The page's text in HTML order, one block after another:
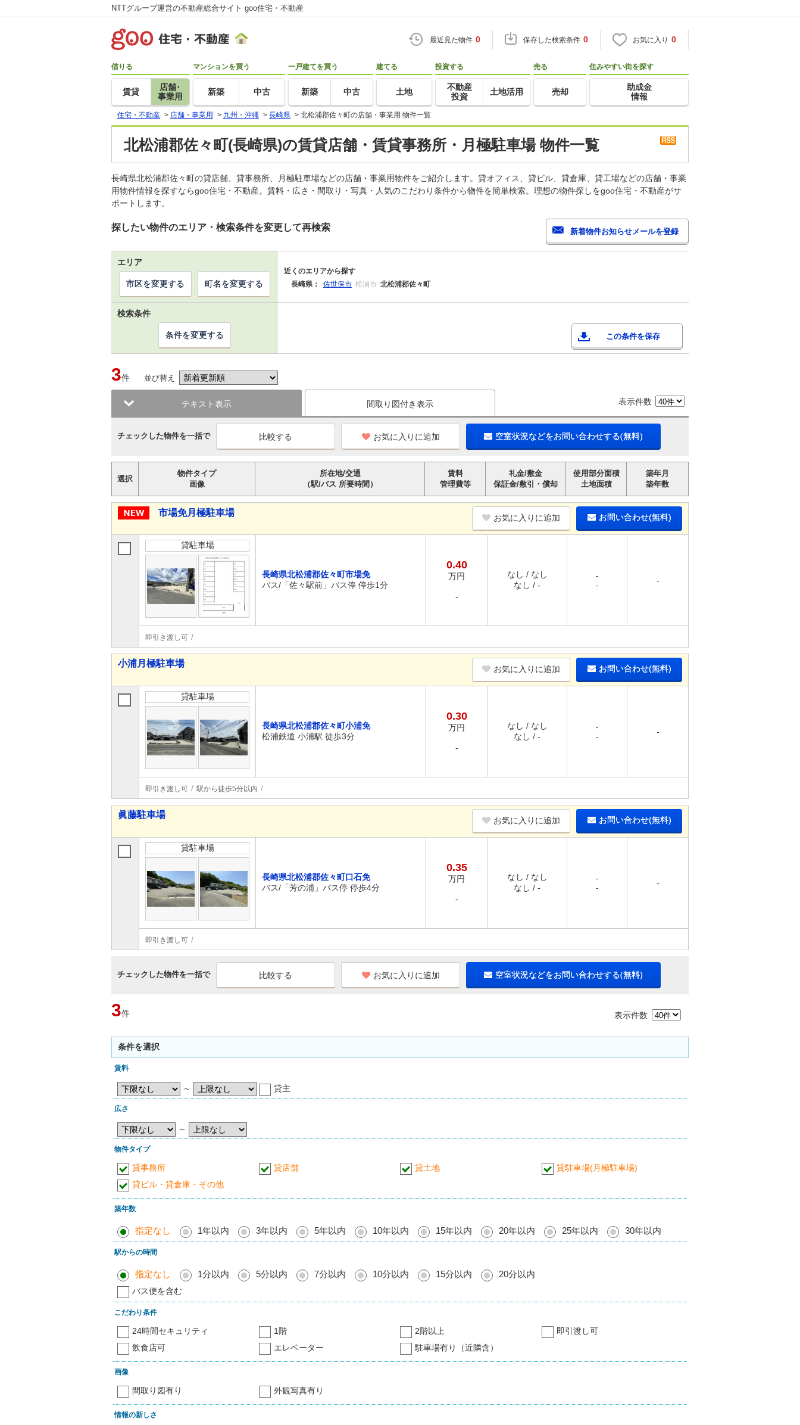
NTTグループ運営の不動産総合サイト goo住宅・不動産
最近見た物件 0 保存した検索条件 0 お気に入り 0
借りる
賃貸
店舗･
事業用
マンションを買う
新築 中古
一戸建てを買う
新築 中古
建てる
土地
投資する
不動産
投資
土地活用
売る
売却
住みやすい街を探す
助成金
情報
住宅・不動産 > 店舗・事業用 > 九州・沖縄 > 長崎県 > 北松浦郡佐々町の店舗・事業用 物件一覧
北松浦郡佐々町(長崎県)の賃貸店舗・賃貸事務所・月極駐車場 物件一覧
長崎県北松浦郡佐々町の貸店舗、貸事務所、月極駐車場などの店舗・事業用物件をご紹介します。貸オフィス、貸ビル、貸倉庫、貸工場などの店舗・事業
用物件情報を探すならgoo住宅・不動産。賃料・広さ・間取り・写真・人気のこだわり条件から物件を簡単検索。理想の物件探しをgoo住宅・不動産がサ
ポートします。
探したい物件のエリア・検索条件を変更して再検索
エリア
近くのエリアから探す
長崎県：
佐世保市 松浦市 北松浦郡佐々町
市区を変更する 町名を変更する
検索条件
この条件を保存
条件を変更する
3件 並び替え
テキスト表示 間取り図付き表示 表示件数
チェックした物件を一括で お気に入りに追加 空室状況などをお問い合わせする(無料)
選択
物件タイプ
画像
所在地/交通
（駅/バス 所要時間）
賃料
管理費等
礼金/敷金
保証金/敷引・償却
使用部分面積
土地面積
築年月
築年数
市場免月極駐車場 お気に入りに追加 お問い合わせ(無料)
貸駐車場
長崎県北松浦郡佐々町市場免
バス/「佐々駅前」バス停 停歩1分
0.40
万円
-
なし / なし
なし / -
-
-
-
即引き渡し可
小浦月極駐車場
お気に入りに追加 お問い合わせ(無料)
貸駐車場
長崎県北松浦郡佐々町小浦免
松浦鉄道 小浦駅 徒歩3分
0.30
万円
-
なし / なし
なし / -
-
-
-
即引き渡し可 駅から徒歩5分以内
眞藤駐車場
お気に入りに追加 お問い合わせ(無料)
貸駐車場
長崎県北松浦郡佐々町口石免
バス/「芳の浦」バス停 停歩4分
0.35
万円
-
なし / なし
なし / -
-
-
-
即引き渡し可
チェックした物件を一括で お気に入りに追加 空室状況などをお問い合わせする(無料)
3件 表示件数
条件を選択
賃料
～ 貸主
広さ
～
物件タイプ
貸事務所 貸店舗 貸土地
貸駐車場(月極駐車場)
貸ビル・貸倉庫・その他
築年数
指定なし 1年以内 3年以内 5年以内 10年以内 15年以内 20年以内 25年以内 30年以内
駅からの時間
指定なし 1分以内 5分以内 7分以内 10分以内 15分以内 20分以内
バス便を含む
こだわり条件
24時間セキュリティ 1階 2階以上
即引渡し可
飲食店可
エレベーター 駐車場有り（近隣含）
画像
間取り図有り 外観写真有り
情報の新しさ